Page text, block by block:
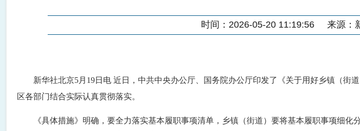
时间：2026-05-20 11:19:56 来源：
新华社北京5月19日电 近日，中共中央办公厅、国务院办公厅印发了《关于用好乡镇（
区各部门结合实际认真贯彻落实。
《具体措施》明确，要全力落实基本履职事项清单，乡镇（街道）要将基本履职事项细